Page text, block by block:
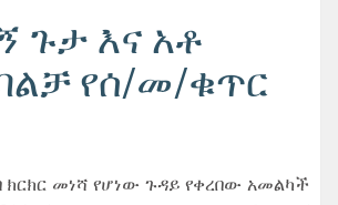
ጉታ እና አቶ
የሰ/መ/ቁጥር
ክርክር መነሻ የሆነው ጉዳይ የቀረበው አመልካች